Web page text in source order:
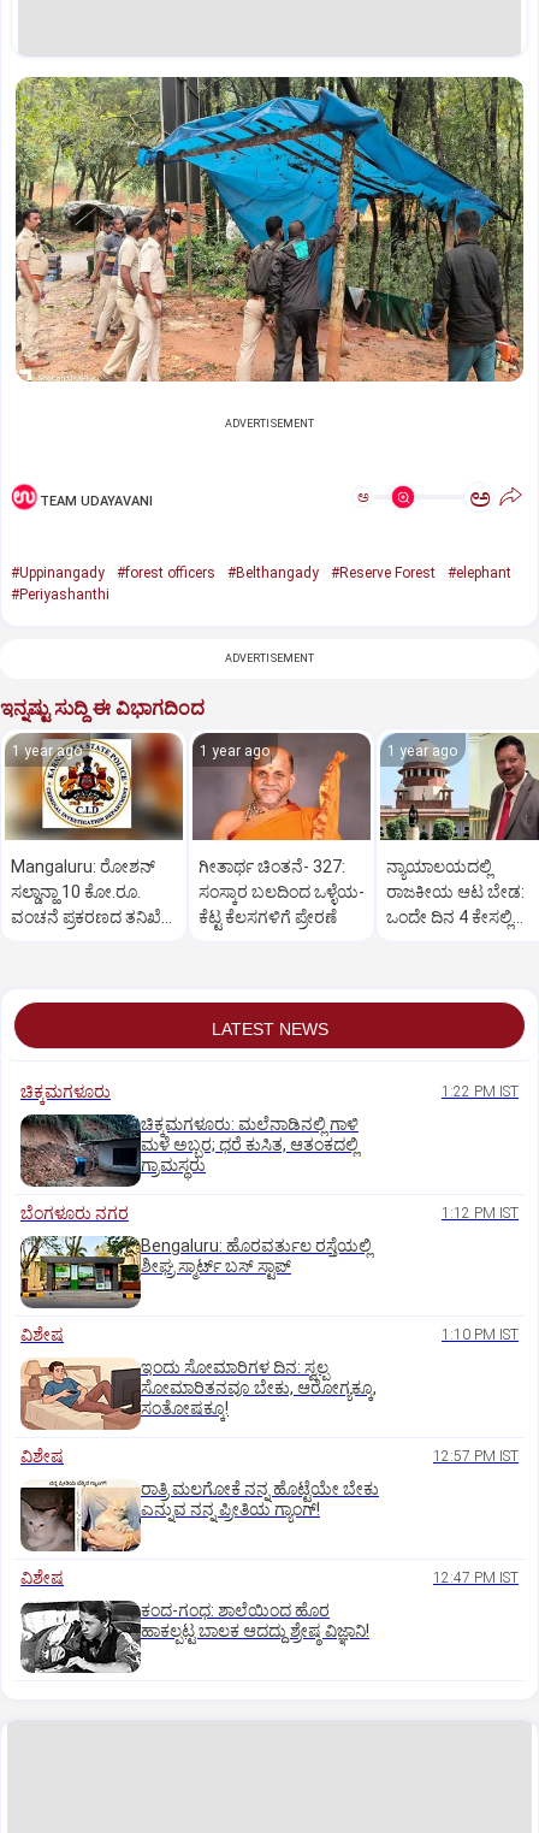
ADVERTISEMENT
TEAM UDAYAVANI ಅ ಅ
#Uppinangady #forest officers #Belthangady #Reserve Forest
#elephant
#Periyashanthi
ADVERTISEMENT
ಇನ್ನಷ್ಟು ಸುದ್ದಿ ಈ ವಿಭಾಗದಿಂದ
1 year ago
Mangaluru: ರೋಶನ್‌
ಸಲ್ಡಾನ್ಹಾ 10 ಕೋ.ರೂ.
ವಂಚನೆ ಪ್ರಕರಣದ ತನಿಖೆ
1 year ago
ಗೀತಾರ್ಥ ಚಿಂತನೆ- 327:
ಸಂಸ್ಕಾರ ಬಲದಿಂದ ಒಳ್ಳೆಯ-
ಕೆಟ್ಟ ಕೆಲಸಗಳಿಗೆ ಪ್ರೇರಣೆ
1 year ago
ನ್ಯಾಯಾಲಯದಲ್ಲಿ
ರಾಜಕೀಯ ಆಟ ಬೇಡ:
ಒಂದೇ ದಿನ 4 ಕೇಸಲ್ಲಿ
LATEST NEWS
ಚಿಕ್ಕಮಗಳೂರು 1:22 PM IST
ಚಿಕ್ಕಮಗಳೂರು: ಮಲೆನಾಡಿನಲ್ಲಿ ಗಾಳಿ
ಮಳೆ ಅಬ್ಬರ; ಧರೆ ಕುಸಿತ, ಆತಂಕದಲ್ಲಿ
ಗ್ರಾಮಸ್ಥರು
ಬೆಂಗಳೂರು ನಗರ 1:12 PM IST
Bengaluru: ಹೊರವರ್ತುಲ ರಸ್ತೆಯಲ್ಲಿ
ಶೀಘ್ರ ಸ್ಮಾರ್ಟ್‌ ಬಸ್‌ ಸ್ಟಾಪ್‌
ವಿಶೇಷ 1:10 PM IST
ಇಂದು ಸೋಮಾರಿಗಳ ದಿನ: ಸ್ವಲ್ಪ
ಸೋಮಾರಿತನವೂ ಬೇಕು, ಆರೋಗ್ಯಕ್ಕೂ,
ಸಂತೋಷಕ್ಕೂ!
ವಿಶೇಷ 12:57 PM IST
ರಾತ್ರಿ ಮಲಗೋಕೆ ನನ್ನ ಹೊಟ್ಟೆಯೇ ಬೇಕು
ಎನ್ನುವ ನನ್ನ ಪ್ರೀತಿಯ ಗ್ಯಾಂಗ್!
ವಿಶೇಷ 12:47 PM IST
ಕಂದ-ಗಂಧ: ಶಾಲೆಯಿಂದ ಹೊರ
ಹಾಕಲ್ಪಟ್ಟ ಬಾಲಕ ಆದದ್ದು ಶ್ರೇಷ್ಠ ವಿಜ್ಞಾನಿ!